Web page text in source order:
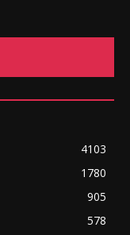
4103
1780
905
578